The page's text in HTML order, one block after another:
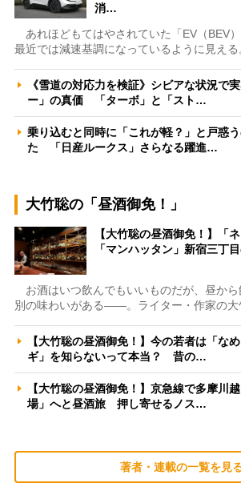
消…
あれほどもてはやされていた「EV（BEV）
最近では減速基調になっているように見える
《雪道の対応力を検証》シビアな状況で
ー」の真価 「ターボ」と「スト…
乗り込むと同時に「これが軽？」と戸惑
た 「日産ルークス」さらなる躍進…
大竹聡の「昼酒御免！」
【大竹聡の昼酒御免！】「
「マンハッタン」新宿三丁
お酒はいつ飲んでもいいものだが、昼から
別の味わいがある――。ライター・作家の大
【大竹聡の昼酒御免！】今の若者は「な
ギ」を知らないって本当？ 昔の…
【大竹聡の昼酒御免！】京急線で多摩川
場」へと昼酒旅 押し寄せるノス…
著者・連載の一覧を見